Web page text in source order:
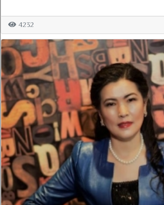
4232